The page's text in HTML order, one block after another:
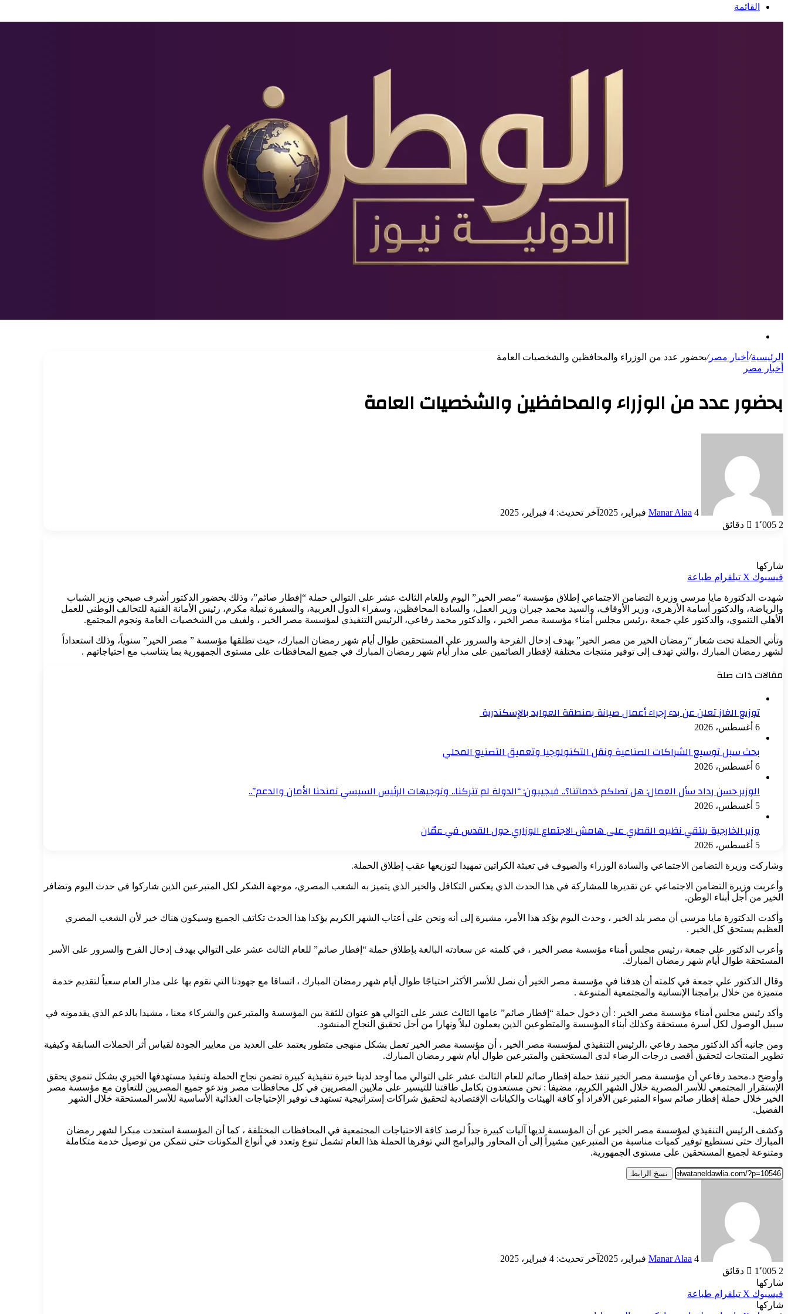
القائمة
الرئيسية/ أخبار مصر/بحضور عدد من الوزراء والمحافظين والشخصيات العامة
أخبار مصر
بحضور عدد من الوزراء والمحافظين والشخصيات العامة
Manar Alaa 4 فبراير، 2025
آخر تحديث: 4 فبراير، 2025
1٬005 2 دقائق
شاركها
فيسبوك ‫X تيلقرام طباعة
شهدت الدكتورة مايا مرسي وزيرة التضامن الاجتماعي إطلاق مؤسسة “مصر الخير” اليوم وللعام الثالث عشر على التوالي حملة “إفطار صائم”، وذلك بحضور الدكتور أشرف صبحي وزير الشباب
والرياضة، والدكتور أسامة الأزهري، وزير الأوقاف، والسيد محمد جبران وزير العمل، والسادة المحافظين، وسفراء الدول العربية، والسفيرة نبيلة مكرم، رئيس الأمانة الفنية للتحالف الوطني للعمل
الأهلي التنموي، والدكتور علي جمعة ،رئيس مجلس أمناء مؤسسة مصر الخير ، والدكتور محمد رفاعي، الرئيس التنفيذي لمؤسسة مصر الخير ، ولفيف من الشخصيات العامة ونجوم المجتمع.
وتأتي الحملة تحت شعار “رمضان الخير من مصر الخير” بهدف إدخال الفرحة والسرور على المستحقين طوال أيام شهر رمضان المبارك، حيث تطلقها مؤسسة ” مصر الخير” سنوياً، وذلك استعداداً
لشهر رمضان المبارك ،والتي تهدف إلى توفير منتجات مختلفة لإفطار الصائمين على مدار أيام شهر رمضان المبارك في جميع المحافظات على مستوى الجمهورية بما يتناسب مع احتياجاتهم .
مقالات ذات صلة
توزيع الغاز تعلن عن بدء إجراء أعمال صيانة بمنطقة العوايد بالإسكندرية
6 أغسطس، 2026
بحث سبل توسيع الشراكات الصناعية ونقل التكنولوجيا وتعميق التصنيع المحلي
6 أغسطس، 2026
الوزير حسن رداد سأل العمال: هل تصلكم خدماتنا؟.. فيجيبون: “الدولة لم تتركنا.. وتوجيهات الرئيس السيسي تمنحنا الأمان والدعم”..
5 أغسطس، 2026
وزير الخارجية يلتقي نظيره القطري على هامش الاجتماع الوزاري حول القدس في عمّان
5 أغسطس، 2026
وشاركت وزيرة التضامن الاجتماعي والسادة الوزراء والضيوف في تعبئة الكراتين تمهيدا لتوزيعها عقب إطلاق الحملة.
وأعربت وزيرة التضامن الاجتماعي عن تقديرها للمشاركة في هذا الحدث الذي يعكس التكافل والخير الذي يتميز به الشعب المصري، موجهة الشكر لكل المتبرعين الذين شاركوا في حدث اليوم وتضافر
الخير من أجل أبناء الوطن.
وأكدت الدكتورة مايا مرسي أن مصر بلد الخير ، وحدث اليوم يؤكد هذا الأمر، مشيرة إلى أنه ونحن على أعتاب الشهر الكريم يؤكدا هذا الحدث تكاتف الجميع وسيكون هناك خير لأن الشعب المصري
العظيم يستحق كل الخير .
وأعرب الدكتور علي جمعة ،رئيس مجلس أمناء مؤسسة مصر الخير ، في كلمته عن سعادته البالغة بإطلاق حملة “إفطار صائم” للعام الثالث عشر على التوالي بهدف إدخال الفرح والسرور على الأسر
المستحقة طوال أيام شهر رمضان المبارك.
وقال الدكتور علي جمعة في كلمته أن هدفنا في مؤسسة مصر الخير أن نصل للأسر الأكثر احتياجًا طوال أيام شهر رمضان المبارك ، اتساقا مع جهودنا التي نقوم بها على مدار العام سعياً لتقديم خدمة
متميزة من خلال برامجنا الإنسانية والمجتمعية المتنوعة .
وأكد رئيس مجلس أمناء مؤسسة مصر الخير : أن دخول حملة “إفطار صائم” عامها الثالث عشر على التوالي هو عنوان للثقة بين المؤسسة والمتبرعين والشركاء معنا ، مشيدا بالدعم الذي يقدمونه في
سبيل الوصول لكل أسرة مستحقة وكذلك أبناء المؤسسة والمتطوعين الذين يعملون ليلاً ونهارا من أجل تحقيق النجاح المنشود.
ومن جانبه أكد الدكتور محمد رفاعي ،الرئيس التنفيذي لمؤسسة مصر الخير ، أن مؤسسة مصر الخير تعمل بشكل منهجى متطور يعتمد على العديد من معايير الجودة لقياس أثر الحملات السابقة وكيفية
تطوير المنتجات لتحقيق أقصى درجات الرضاء لدى المستحقين والمتبرعين طوال أيام شهر رمضان المبارك.
وأوضح د.محمد رفاعي أن مؤسسة مصر الخير تنفذ حملة إفطار صائم للعام الثالث عشر على التوالي مما أوجد لدينا خبرة تنفيذية كبيرة تضمن نجاح الحملة وتنفيذ مستهدفها الخيري بشكل تنموي يحقق
الإستقرار المجتمعي للأسر المصرية خلال الشهر الكريم، مضيفاً : نحن مستعدون بكامل طاقتنا للتيسير على ملايين المصريين في كل محافظات مصر وندعو جميع المصريين للتعاون مع مؤسسة مصر
الخير خلال حملة إفطار صائم سواء المتبرعين الأفراد أو كافة الهيئات والكيانات الإقتصادية لتحقيق شراكات إستراتيجية تستهدف توفير الإحتياجات الغذائية الأساسية للأسر المستحقة خلال الشهر
الفضيل.
وكشف الرئيس التنفيذي لمؤسسة مصر الخير عن أن المؤسسة لديها آليات كبيرة جداً لرصد كافة الاحتياجات المجتمعية في المحافظات المختلفة ، كما أن المؤسسة استعدت مبكرا لشهر رمضان
المبارك حتى نستطيع توفير كميات مناسبة من المتبرعين مشيراً إلى أن المحاور والبرامج التي توفرها الحملة هذا العام تشمل تنوع وتعدد في أنواع المكونات حتى نتمكن من توصيل خدمة متكاملة
ومتنوعة لجميع المستحقين على مستوى الجمهورية.
نسخ الرابط
Manar Alaa 4 فبراير، 2025
آخر تحديث: 4 فبراير، 2025
1٬005 2 دقائق
شاركها
فيسبوك ‫X تيلقرام طباعة
شاركها